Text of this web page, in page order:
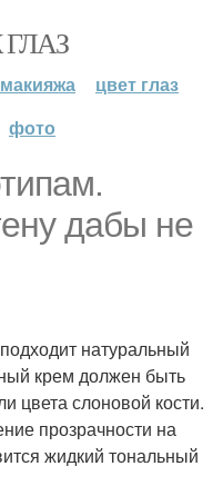
цвет глаз
фото
дабы не
натуральный
крем должен быть
цвета слоновой кости.
прозрачности на
жидкий тональный